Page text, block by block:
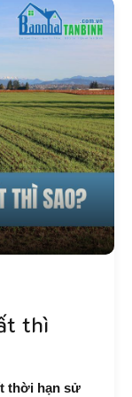
thì
thời hạn sử